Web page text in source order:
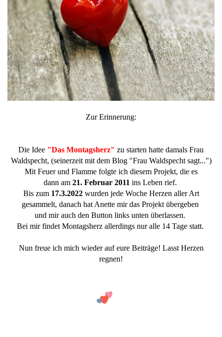
Zur Erinnerung:
Die Idee "Das Montagsherz" zu starten hatte damals Frau
Waldspecht, (seinerzeit mit dem Blog "Frau Waldspecht sagt...")
Mit Feuer und Flamme folgte ich diesem Projekt, die es
dann am 21. Februar 2011 ins Leben rief.
Bis zum 17.3.2022wurden jede Woche Herzen aller Art
gesammelt, danach hat Anette mir das Projekt übergeben
und mir auch den Button links unten überlassen.
Bei mir findet Montagsherz allerdings nur alle 14 Tage statt.
Nun freue ich mich wieder auf eure Beiträge! Lasst Herzen
regnen!